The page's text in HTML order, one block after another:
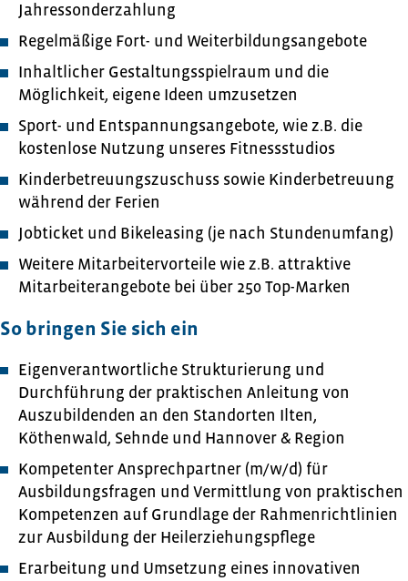
Jahressonderzahlung
Regelmäßige Fort- und Weiterbildungsangebote
Inhaltlicher Gestaltungsspielraum und die
Möglichkeit, eigene Ideen umzusetzen
Sport- und Entspannungsangebote, wie z.B. die
kostenlose Nutzung unseres Fitnessstudios
Kinderbetreuungszuschuss sowie Kinderbetreuung
während der Ferien
Jobticket und Bikeleasing (je nach Stundenumfang)
Weitere Mitarbeitervorteile wie z.B. attraktive
Mitarbeiterangebote bei über 250 Top-Marken
So bringen Sie sich ein
Eigenverantwortliche Strukturierung und
Durchführung der praktischen Anleitung von
Auszubildenden an den Standorten Ilten,
Köthenwald, Sehnde und Hannover & Region
Kompetenter Ansprechpartner (m/w/d) für
Ausbildungsfragen und Vermittlung von praktischen
Kompetenzen auf Grundlage der Rahmenrichtlinien
zur Ausbildung der Heilerziehungspflege
Erarbeitung und Umsetzung eines innovativen